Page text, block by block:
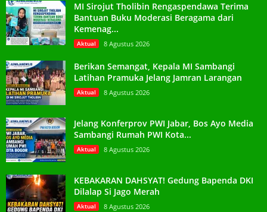
MI Sirojut Tholibin Rengaspendawa Terima
Bantuan Buku Moderasi Beragama dari
Kemenag...
Aktual 8 Agustus 2026
Berikan Semangat, Kepala MI Sambangi
Latihan Pramuka Jelang Jamran Larangan
Aktual 8 Agustus 2026
Jelang Konferprov PWI Jabar, Bos Ayo Media
Sambangi Rumah PWI Kota...
Aktual 8 Agustus 2026
KEBAKARAN DAHSYAT! Gedung Bapenda DKI
Dilalap Si Jago Merah
Aktual 8 Agustus 2026